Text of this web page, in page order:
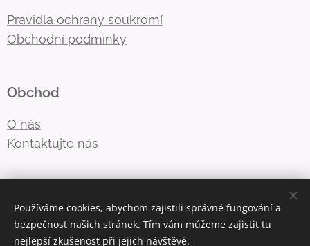
Pravidla ochrany soukromí
Obchodní podmínky
Obchod
O nás
Kontaktujte nás
E-mail: easycover@easycover.cz
Telefon:+420 725 379 777
Používáme cookies, abychom zajistili správné fungování a
bezpečnost našich stránek. Tím vám můžeme zajistit tu
nejlepší zkušenost při jejich návštěvě.